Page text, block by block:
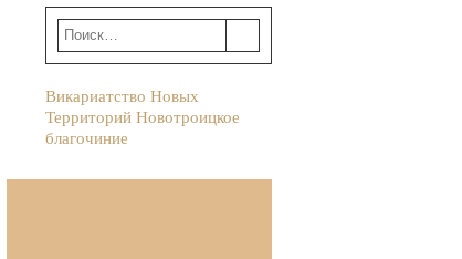
Викариатство Новых
Территорий Новотроицкое
благочиние